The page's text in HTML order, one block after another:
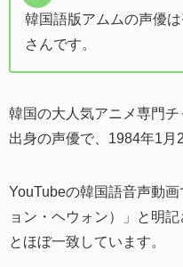
韓国語版アムムの声優は
さんです。
韓国の大人気アニメ専門
出身の声優で、1984年1月
YouTubeの韓国語音声動
ョン・ヘウォン）」と明
とほぼ一致しています。